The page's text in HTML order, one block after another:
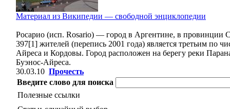
Материал из Википедии — свободной энциклопедии
Росарио (исп. Rosario) — город в Аргентине, в провинции
397[1] жителей (перепись 2001 года) является третьим по
Айреса и Кордовы. Город расположен на берегу реки
Буэнос-Айреса.
30.03.10 Прочесть
Введите слово для поиска
Полезные ссылки